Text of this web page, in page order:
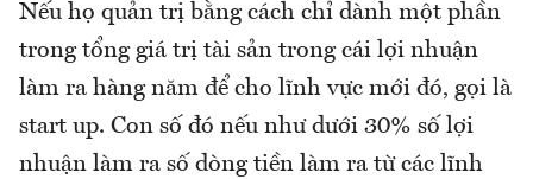
Nếu họ quản trị bằng cách chỉ dành một phần
trong tổng giá trị tài sản trong cái lợi nhuận
làm ra hàng năm để cho lĩnh vực mới đó, gọi là
start up. Con số đó nếu như dưới 30% số lợi
nhuận làm ra số dòng tiền làm ra từ các lĩnh